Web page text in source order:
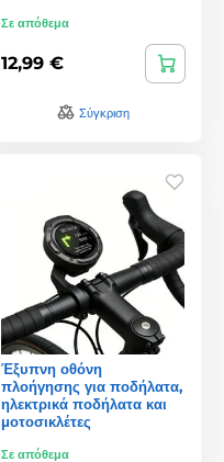
Σε απόθεμα
12,99 €
Σύγκριση
Έξυπνη οθόνη
πλοήγησης για ποδήλατα,
ηλεκτρικά ποδήλατα και
μοτοσικλέτες
Σε απόθεμα